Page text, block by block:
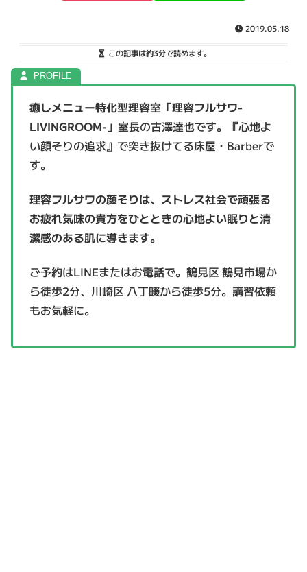
2019.05.18
この記事は約3分で読めます。
癒しメニュー特化型理容室「理容フルサワ-
LIVINGROOM-」 室長の古澤達也です。『心地よ
い顔そりの追求』で突き抜けてる床屋・Barberで
す。
理容フルサワの顔そりは、ストレス社会で頑張る
お疲れ気味の貴方をひとときの心地よい眠りと清
潔感のある肌に導きます。
ご予約はLINEまたはお電話で。鶴見区 鶴見市場か
ら徒歩2分、川崎区 八丁畷から徒歩5分。講習依頼
もお気軽に。